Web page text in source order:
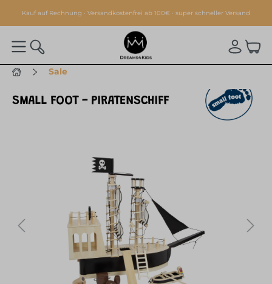
springen
Kauf auf Rechnung · Versandkostenfrei ab 100€ · super schneller Versand
Sale
SMALL FOOT - PIRATENSCHIFF
Bildergalerie überspringen